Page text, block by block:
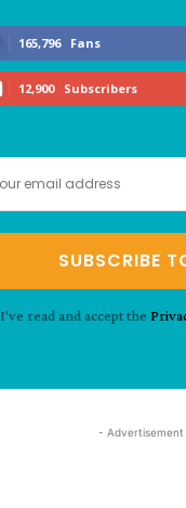
165,796 Fans
12,900 Subscribers
SUBSCRIBE
I've read and accept the
- Advertisement